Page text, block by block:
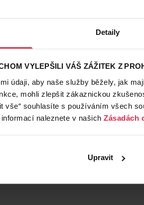
Detaily
VYLEPŠILI VÁŠ ZÁŽITEK Z
údaji, aby naše služby běžely, jak
mohli zlepšit zákaznickou
vše“ souhlasíte s používáním všech
naleznete v našich Zásadách
Upravit